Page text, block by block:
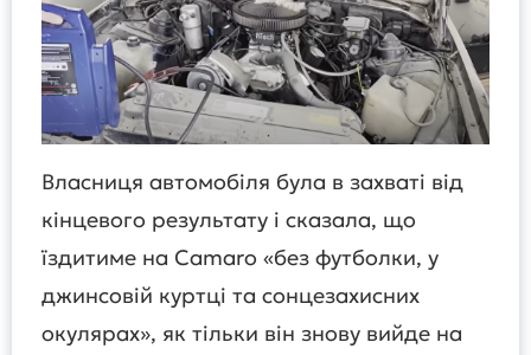
Власниця автомобіля була в захваті від
кінцевого результату і сказала, що
їздитиме на Camaro «без футболки, у
джинсовій куртці та сонцезахисних
окулярах», як тільки він знову вийде на